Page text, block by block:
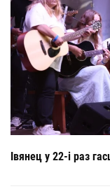
Івянец у 22-і раз